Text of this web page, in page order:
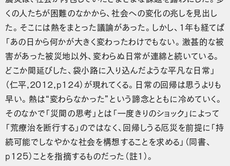
くの人たちが困難のなかから、社会への変化の兆しを見出し
た。そこには熱をまとった議論があった。しかし、1年も経てば
「あの日から何かが大きく変わったわけでもない。激甚的な被
害があった被災地以外、変わらぬ日常が連綿と続いている。
どこか間延びした、袋小路に入り込んだような平凡な日常」
（仁平,2012,p124）が現れてくる。日常の回帰は思うよりも
早い。熱は“変わらなかった”という諦念とともに冷めていく。
そのなかで「災間の思考」とは「一度きりのショック」によって
「荒療治を断行する」のではなく、回帰しうる厄災を前提に「持
続可能でしなやかな社会を構想することを求める」（同書、
p125）ことを指摘するものだった（註1）。